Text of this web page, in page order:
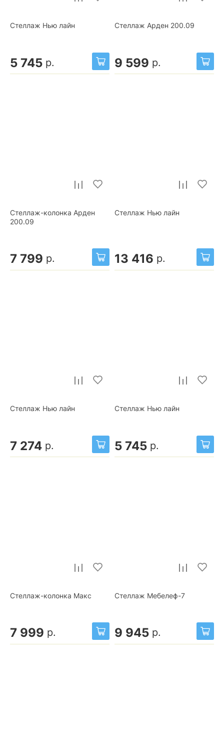
Стеллаж Нью лайн
5 745 р.
Стеллаж Арден 200.09
9 599 р.
Стеллаж-колонка Арден
200.09
7 799 р.
Стеллаж Нью лайн
13 416 р.
Стеллаж Нью лайн
7 274 р.
Стеллаж Нью лайн
5 745 р.
Стеллаж-колонка Макс
7 999 р.
Стеллаж Мебелеф-7
9 945 р.